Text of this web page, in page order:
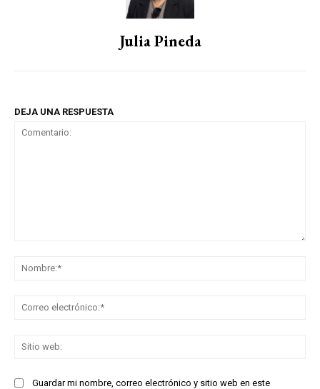
Julia Pineda
DEJA UNA RESPUESTA
Guardar mi nombre, correo electrónico y sitio web en este